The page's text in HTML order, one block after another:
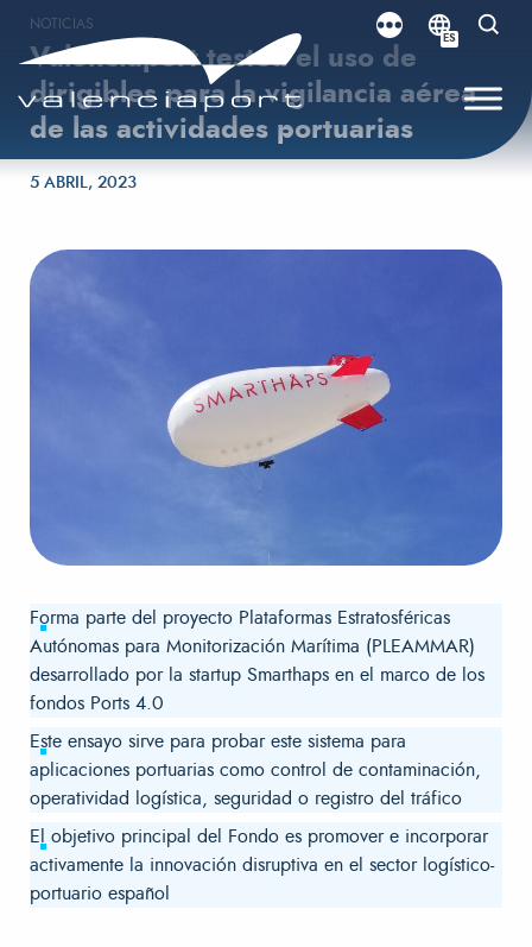
ES
NOTICIAS
Valenciaport testea el uso de
dirigibles para la vigilancia aérea
de las actividades portuarias
Publicado el
5 ABRIL, 2023
Forma parte del proyecto Plataformas Estratosféricas
Autónomas para Monitorización Marítima (PLEAMMAR)
desarrollado por la startup Smarthaps en el marco de los
fondos Ports 4.0
Este ensayo sirve para probar este sistema para
aplicaciones portuarias como control de contaminación,
operatividad logística, seguridad o registro del tráfico
El objetivo principal del Fondo es promover e incorporar
activamente la innovación disruptiva en el sector logístico-
portuario español